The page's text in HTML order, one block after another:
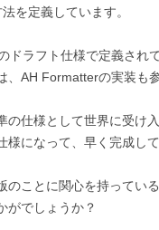
を定義しています。
ドラフト仕様で定義され
AH Formatterの実装も
仕様として世界に受け
になって、早く完成して
ことに関心を持ってい
がでしょうか？